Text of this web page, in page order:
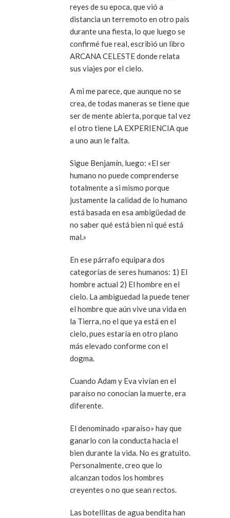
reyes de su epoca, que vió a
distancia un terremoto en otro pais
durante una fiesta, lo que luego se
confirmé fue real, escribió un libro
ARCANA CELESTE donde relata
sus viajes por el cielo.
A mi me parece, que aunque no se
crea, de todas maneras se tiene que
ser de mente abierta, porque tal vez
el otro tiene LA EXPERIENCIA que
a uno aun le falta.
Sigue Benjamín, luego: «El ser
humano no puede comprenderse
totalmente a si mismo porque
justamente la calidad de lo humano
está basada en esa ambigüedad de
no saber qué está bien ni qué está
mal.»
En ese párrafo equipara dos
categorías de seres humanos: 1) El
hombre actual 2) El hombre en el
cielo. La ambiguedad la puede tener
el hombre que aún vive una vida en
la Tierra, no el que ya está en el
cielo, pues estaría en otro plano
más elevado conforme con el
dogma.
Cuando Adam y Eva vivían en el
paraíso no conocían la muerte, era
diferente.
El denominado «paraíso» hay que
ganarlo con la conducta hacia el
bien durante la vida. No es gratuito.
Personalmente, creo que lo
alcanzan todos los hombres
creyentes o no que sean rectos.
Las botellitas de agua bendita han